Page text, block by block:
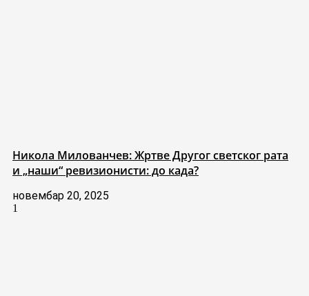
Никола Милованчев: Жртве Другог светског рата
и „наши“ ревизионисти: до када?
новембар 20, 2025